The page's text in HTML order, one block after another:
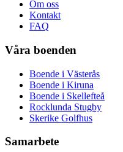
Om oss
Kontakt
FAQ
Våra boenden
Boende i Västerås
Boende i Kiruna
Boende i Skellefteå
Rocklunda Stugby
Skerike Golfhus
Samarbete